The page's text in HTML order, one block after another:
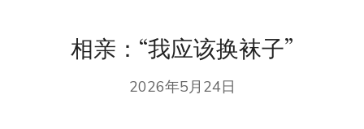
相亲：“我应该换袜子”
2026年5月24日